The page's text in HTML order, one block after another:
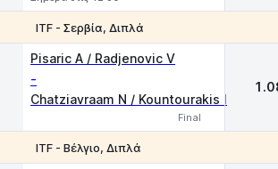
ITF - Σερβία, Διπλά
Pisaric A / Radjenovic V
-
Chatziavraam N / Kountourakis I
Final
ITF - Βέλγιο, Διπλά